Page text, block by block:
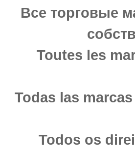
Все торговые
Toutes les
Todas las
Todos os